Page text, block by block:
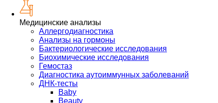
Медицинские анализы
Аллергодиагностика
Анализы на гормоны
Бактериологические исследования
Биохимические исследования
Гемостаз
Диагностика аутоиммунных заболеваний
ДНК-тесты
Baby
Beauty